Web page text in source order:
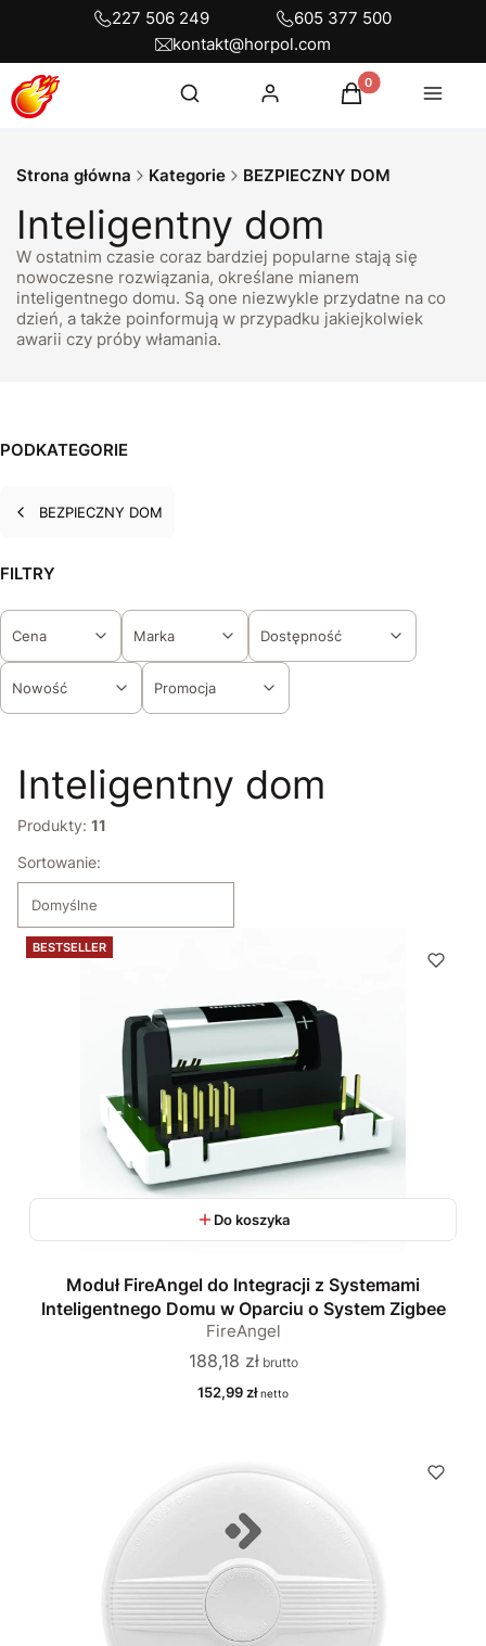
227 506 249
605 377 500
kontakt@horpol.com
Otwórz wyszukiwarkę
Szukaj Zaloguj się Produkty w
Koszyk Menu
Strona główna Kategorie BEZPIECZNY DOM
Inteligentny dom
W ostatnim czasie coraz bardziej popularne stają się
nowoczesne rozwiązania, określane mianem
inteligentnego domu. Są one niezwykle przydatne na co
dzień, a także poinformują w przypadku jakiejkolwiek
awarii czy próby włamania.
PODKATEGORIE
BEZPIECZNY DOM
FILTRY
Cena Marka Dostępność
Nowość Promocja
Inteligentny dom
Produkty: 11
Lista produktów
Sortowanie:
Domyślne
BESTSELLER
Do koszyka
Moduł FireAngel do Integracji z Systemami
Inteligentnego Domu w Oparciu o System Zigbee
FireAngel
Cena
188,18 zł
Cena
152,99 zł